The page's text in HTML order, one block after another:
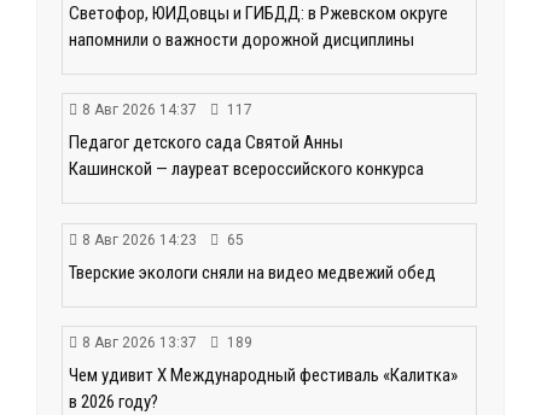
Светофор, ЮИДовцы и ГИБДД: в Ржевском округе
напомнили о важности дорожной дисциплины
8 Авг 2026 14:37 117
Педагог детского сада Святой Анны
Кашинской — лауреат всероссийского конкурса
8 Авг 2026 14:23 65
Тверские экологи сняли на видео медвежий обед
8 Авг 2026 13:37 189
Чем удивит X Международный фестиваль «Калитка»
в 2026 году?